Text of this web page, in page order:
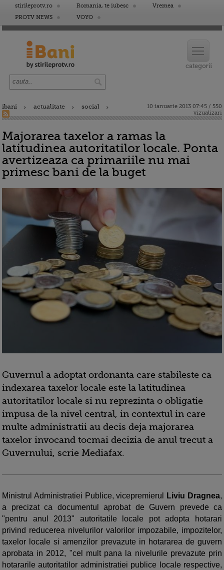
stirileprotv.ro Romania, te iubesc
Vremea
PROTV NEWS
VOYO
ibani actualitate social
10 ianuarie 2013 07:45 / 550
vizualizari
Majorarea taxelor a ramas la
latitudinea autoritatilor locale. Ponta
avertizeaza ca primariile nu mai
primesc bani de la buget
Guvernul a adoptat ordonanta care stabileste ca
indexarea taxelor locale este la latitudinea
autoritatilor locale si nu reprezinta o obligatie
impusa de la nivel central, in contextul in care
multe administratii au decis deja majorarea
taxelor invocand tocmai decizia de anul trecut a
Guvernului, scrie Mediafax.
Ministrul Administratiei Publice, vicepremierul Liviu Dragnea,
a precizat ca documentul aprobat de Guvern prevede ca
"pentru anul 2013" autoritatile locale pot adopta hotarari
privind reducerea nivelurilor valorilor impozabile, impozitelor,
taxelor locale si amenzilor prevazute in hotararea de guvern
aprobata in 2012, "cel mult pana la nivelurile prevazute prin
hotararile autoritatilor administratiei publice locale respective,